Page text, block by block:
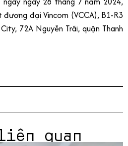
đại Vincom (VCCA), B1-R3
72A Nguyễn Trãi, quận Thanh
quan